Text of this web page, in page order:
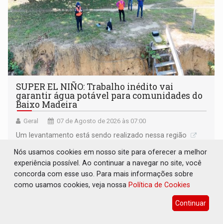
SUPER EL NIÑO: Trabalho inédito vai
garantir água potável para comunidades do
Baixo Madeira
Geral 07 de Agosto de 2026 às 07:00
Um levantamento está sendo realizado nessa região
Nós usamos cookies em nosso site para oferecer a melhor
experiência possível. Ao continuar a navegar no site, você
concorda com esse uso. Para mais informações sobre
como usamos cookies, veja nossa Política de Cookies
Continuar